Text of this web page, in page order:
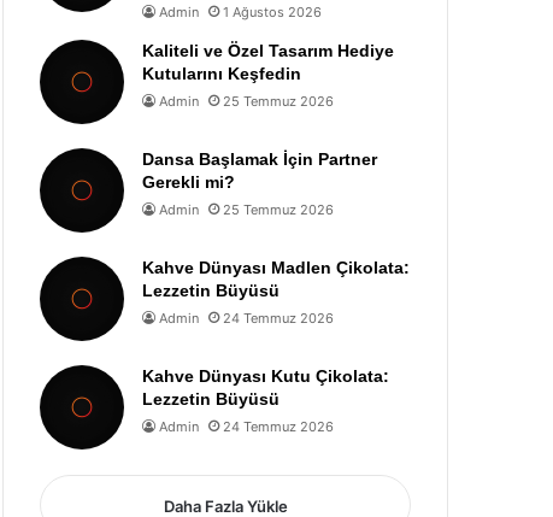
Admin 1 Ağustos 2026
Kaliteli ve Özel Tasarım Hediye
Kutularını Keşfedin
Admin 25 Temmuz 2026
Dansa Başlamak İçin Partner
Gerekli mi?
Admin 25 Temmuz 2026
Kahve Dünyası Madlen Çikolata:
Lezzetin Büyüsü
Admin 24 Temmuz 2026
Kahve Dünyası Kutu Çikolata:
Lezzetin Büyüsü
Admin 24 Temmuz 2026
Daha Fazla Yükle